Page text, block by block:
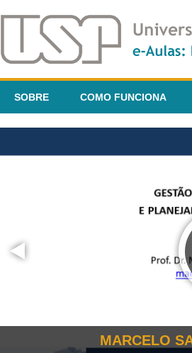
SOBRE COMO FUNCIONA
MARCELO